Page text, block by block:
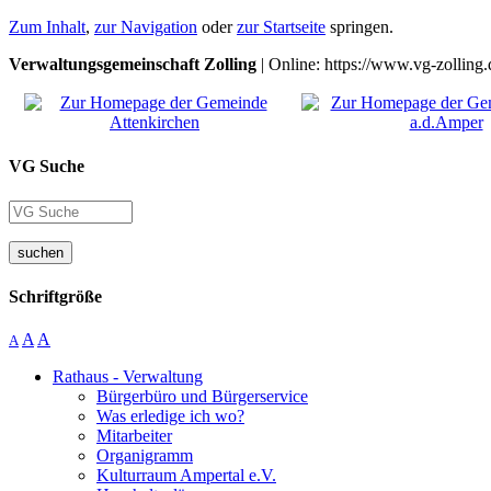
Zum Inhalt, zur Navigation oderzur Startseite springen.
Verwaltungsgemeinschaft Zolling | Online: https://www.vg-
VG Suche
suchen
Schriftgröße
A A A
Rathaus - Verwaltung
Bürgerbüro und Bürgerservice
Was erledige ich wo?
Mitarbeiter
Organigramm
Kulturraum Ampertal e.V.